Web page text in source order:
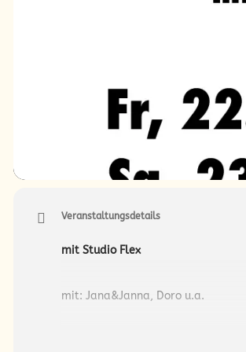
Veranstaltungsdetails
mit Studio Flex
mit: Jana&Janna, Doro u.a.